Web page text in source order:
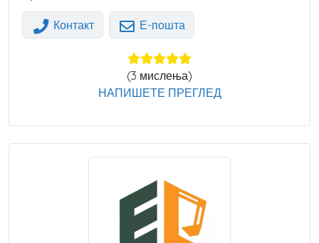
Контакт Е-пошта
(3 мислења)
НАПИШЕТЕ ПРЕГЛЕД